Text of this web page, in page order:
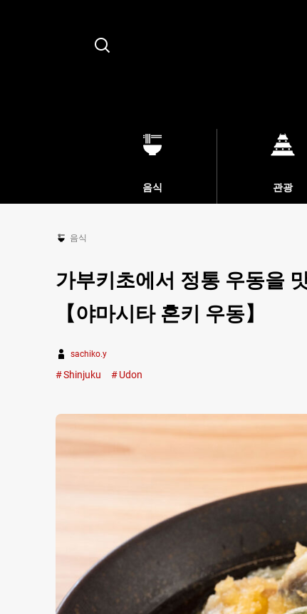
Search
음식 관광
음식
가부키초에서 정통 우동을
【야마시타 혼키 우동】
sachiko.y
Shinjuku Udon